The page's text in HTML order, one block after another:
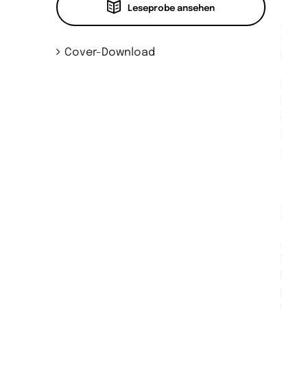
Leseprobe ansehen
Cover-Download